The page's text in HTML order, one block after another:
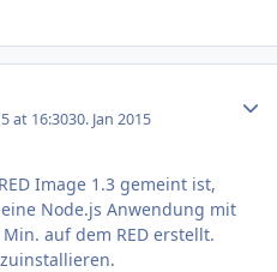
at 16:3030. Jan 2015
Image 1.3 gemeint ist,
Node.js Anwendung mit
auf dem RED erstellt.